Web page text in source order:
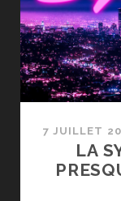
7 JUILLET
LA